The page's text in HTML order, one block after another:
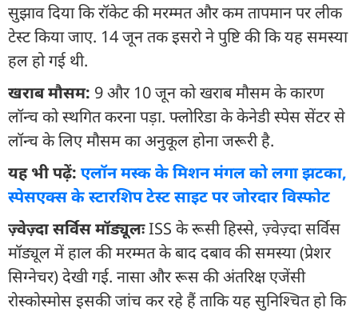
सुझाव दिया कि रॉकेट की मरम्मत और कम तापमान पर लीक
टेस्ट किया जाए. 14 जून तक इसरो ने पुष्टि की कि यह समस्या
हल हो गई थी.
खराब मौसम: 9 और 10 जून को खराब मौसम के कारण
लॉन्च को स्थगित करना पड़ा. फ्लोरिडा के केनेडी स्पेस सेंटर से
लॉन्च के लिए मौसम का अनुकूल होना जरूरी है.
यह भी पढ़ें: एलॉन मस्क के मिशन मंगल को लगा झटका,
स्पेसएक्स के स्टारशिप टेस्ट साइट पर जोरदार विस्फोट
ज़्वेज़्दा सर्विस मॉड्यूलःISS के रूसी हिस्से, ज़्वेज़्दा सर्विस
मॉड्यूल में हाल की मरम्मत के बाद दबाव की समस्या (प्रेशर
सिग्नेचर) देखी गई. नासा और रूस की अंतरिक्ष एजेंसी
रोस्कोस्मोस इसकी जांच कर रहे हैं ताकि यह सुनिश्चित हो कि